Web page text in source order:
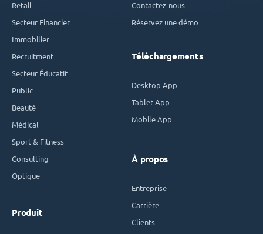
Retail
Secteur Financier
Immobilier
Recruitment
Secteur Éducatif
Public
Beauté
Médical
Sport & Fitness
Consulting
Optique
Produit
Contactez-nous
Réservez une démo
Téléchargements
Desktop App
Tablet App
Mobile App
À propos
Entreprise
Carrière
Clients